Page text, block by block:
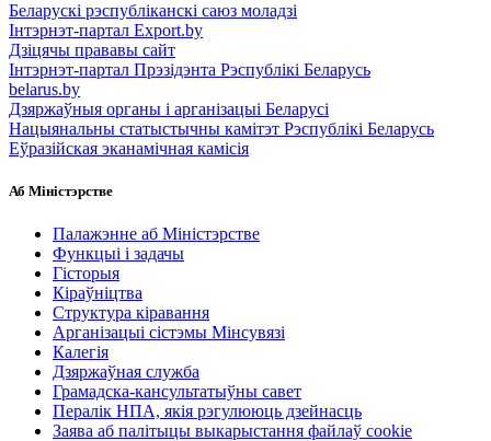
Беларускі рэспубліканскі саюз моладзі
Інтэрнэт-партал Export.by
Дзіцячы прававы сайт
Інтэрнэт-партал Прэзідэнта Рэспублікі Беларусь
belarus.by
Дзяржаўныя органы і арганізацыі Беларусі
Нацыянальны статыстычны камітэт Рэспублікі Беларусь
Еўразійская эканамічная камісія
Аб Міністэрстве
Палажэнне аб Міністэрстве
Функцыі і задачы
Гісторыя
Кіраўніцтва
Структура кіравання
Арганізацыі сістэмы Мінсувязі
Калегія
Дзяржаўная служба
Грамадска-кансультатыўны савет
Пералік НПА, якія рэгулююць дзейнасць
Заява аб палітыцы выкарыстання файлаў cookie